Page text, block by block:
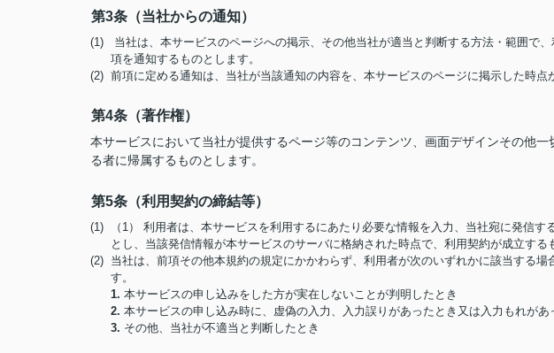
第3条（当社からの通知）
(1) 当社は、本サービスのページへの掲示、その他当社が適当と判断する方法・範囲で
項を通知するものとします。
(2) 前項に定める通知は、当社が当該通知の内容を、本サービスのページに掲示した時点
第4条（著作権）
本サービスにおいて当社が提供するページ等のコンテンツ、画面デザインその他
る者に帰属するものとします。
第5条（利用契約の締結等）
(1) （1） 利用者は、本サービスを利用するにあたり必要な情報を入力、当社宛に発信す
とし、当該発信情報が本サービスのサーバに格納された時点で、利用契約が成立する
(2) 当社は、前項その他本規約の規定にかかわらず、利用者が次のいずれかに該当する場
す。
1. 本サービスの申し込みをした方が実在しないことが判明したとき
2. 本サービスの申し込み時に、虚偽の入力、入力誤りがあったとき又は入力もれがあ
3. その他、当社が不適当と判断したとき